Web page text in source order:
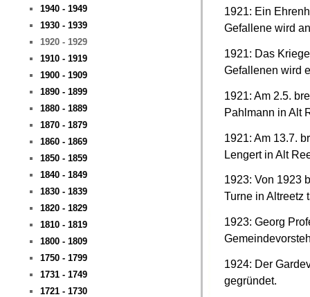
1940 - 1949
1930 - 1939
1920 - 1929
1910 - 1919
1900 - 1909
1890 - 1899
1880 - 1889
1870 - 1879
1860 - 1869
1850 - 1859
1840 - 1849
1830 - 1839
1820 - 1829
1810 - 1819
1800 - 1809
1750 - 1799
1731 - 1749
1721 - 1730
1921: Ein
Gefallene wird
1921: Das
Gefallenen wird
1921: Am 2.5.
Pahlmann in Alt
1921: Am 13.7.
Lengert in Alt
1923: Von 1923
Turne in Altreetz
1923: Georg
1924: Der
gegründet.